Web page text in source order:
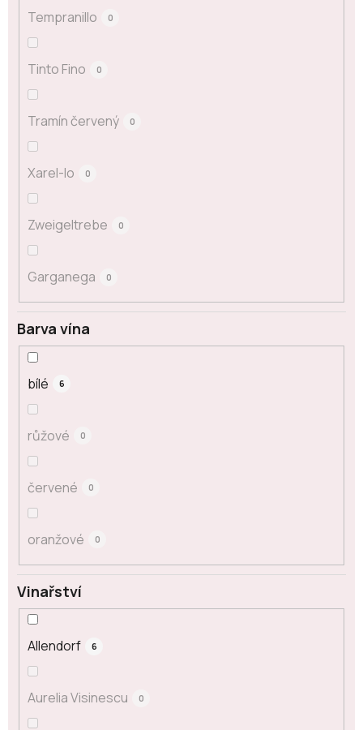
Tempranillo 0
Tinto Fino 0
Tramín červený 0
Xarel-lo 0
Zweigeltrebe 0
Garganega 0
Barva vína
bílé 6
růžové 0
červené 0
oranžové 0
Vinařství
Allendorf 6
Aurelia Visinescu 0